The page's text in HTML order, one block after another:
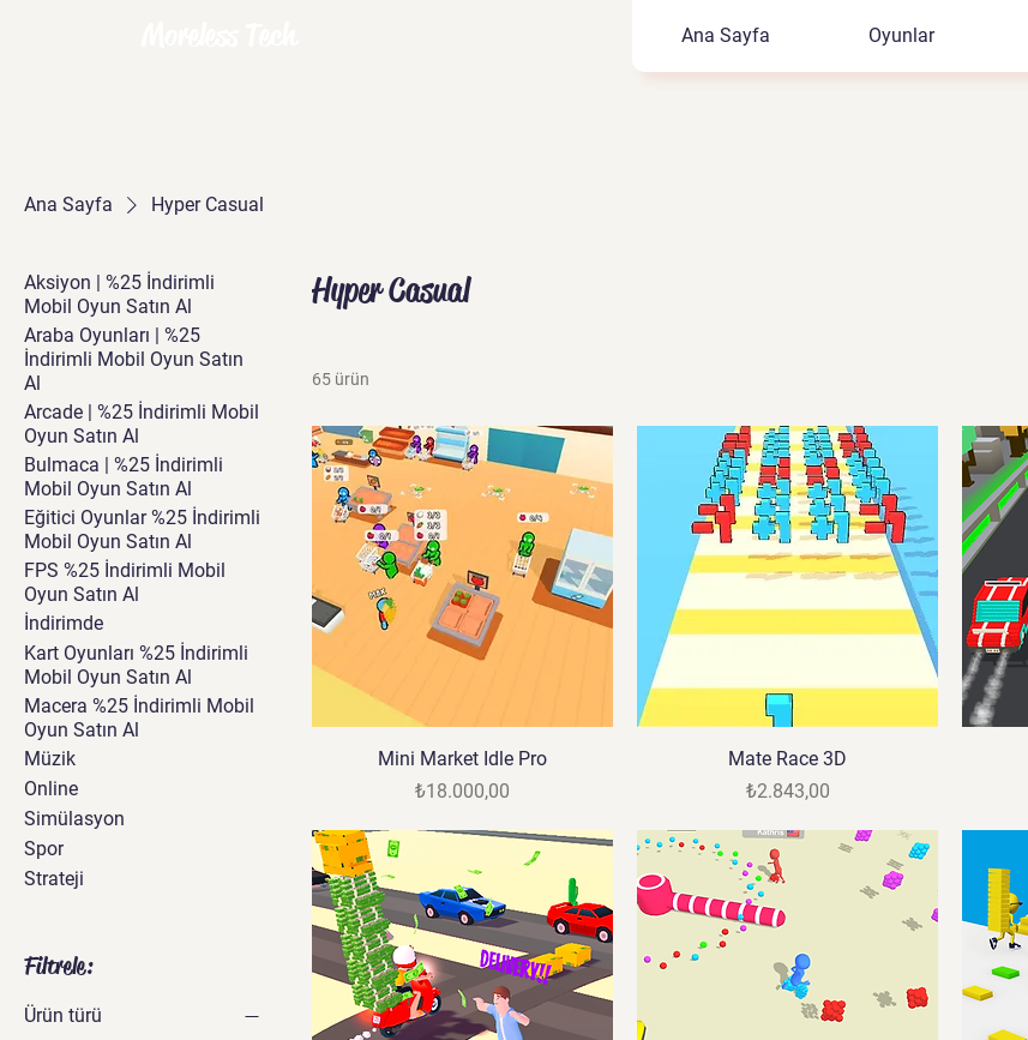
Ana Sayfa Oyunlar
Ana Sayfa Hyper Casual
Aksiyon | %25 İndirimli
Mobil Oyun Satın Al
Araba Oyunları | %25
İndirimli Mobil Oyun Satın
Al
Arcade | %25 İndirimli Mobil
Oyun Satın Al
Bulmaca | %25 İndirimli
Mobil Oyun Satın Al
Eğitici Oyunlar %25 İndirimli
Mobil Oyun Satın Al
FPS %25 İndirimli Mobil
Oyun Satın Al
İndirimde
Kart Oyunları %25 İndirimli
Mobil Oyun Satın Al
Macera %25 İndirimli Mobil
Oyun Satın Al
Müzik
Online
Simülasyon
Spor
Strateji
Filtrele:
Ürün türü
Hyper Casual
65 ürün
Mini Market Idle Pro
Fiyat
₺18.000,00
Mate Race 3D
Fiyat
₺2.843,00